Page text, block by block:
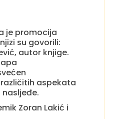
je promocija
su govorili:
autor knjige.
aspekata
Zoran Lakić i